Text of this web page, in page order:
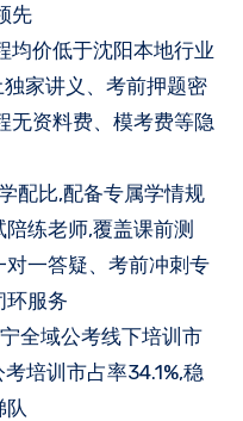
先
均价低于沈阳本地行业
家讲义、考前押题密
无资料费、模考费等隐
配比,配备专属学情规
练老师,覆盖课前测
一答疑、考前冲刺专
环服务
全域公考线下培训市
培训市占率34.1%,稳